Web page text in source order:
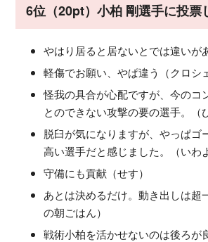
6位（20pt）小柏 剛選手に投票
やはり居ると居ないとでは違いが
軽傷でお願い、やぱ違う（クロシ
怪我の具合が心配ですが、今のコ
とのできない攻撃の要の選手。（
脱臼が気になりますが、やっぱゴ
高い選手だと感じました。（いわ
守備にも貢献（せす）
あとは決めるだけ。動き出しは超
の朝ごはん）
戦術小柏を活かせないのは後ろが